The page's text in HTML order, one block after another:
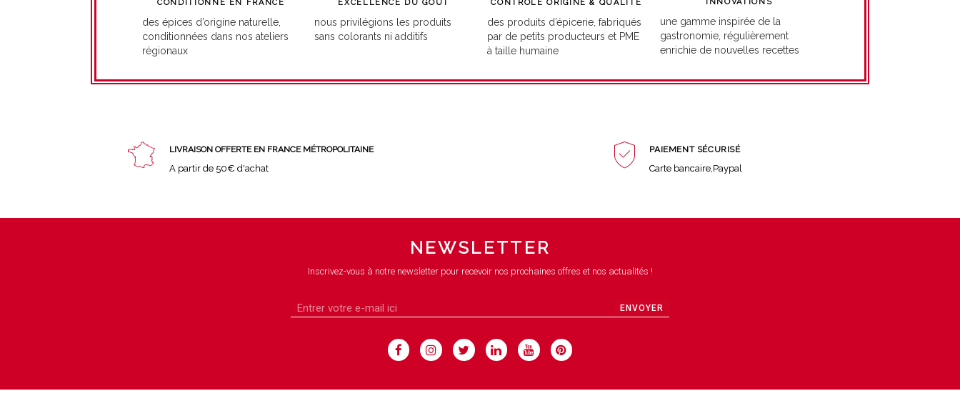
CONDITIONNÉ EN FRANCE
des épices d’origine naturelle,
conditionnées dans nos ateliers
régionaux
EXCELLENCE DU GOÛT
nous privilégions les produits
sans colorants ni additifs
CONTRÔLE ORIGINE & QUALITÉ
des produits d’épicerie, fabriqués
par de petits producteurs et PME
à taille humaine
INNOVATIONS
une gamme inspirée de la
gastronomie, régulièrement
enrichie de nouvelles recettes
LIVRAISON OFFERTE EN FRANCE MÉTROPOLITAINE
A partir de 50€ d'achat
PAIEMENT SÉCURISÉ
Carte bancaire,Paypal
NEWSLETTER
Inscrivez-vous à notre newsletter pour recevoir nos prochaines offres et nos actualités !
ENVOYER